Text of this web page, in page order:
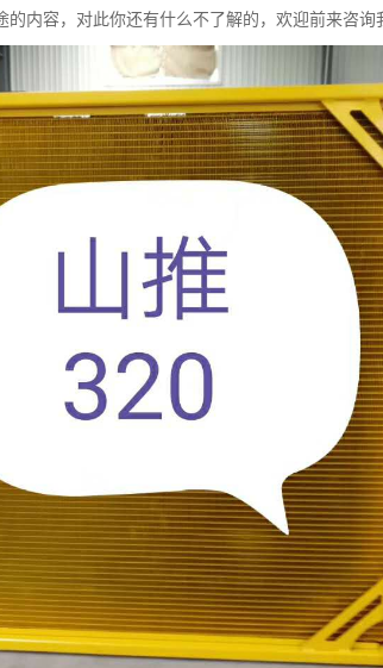
的内容，对此你还有什么不了解的，欢迎前来咨询